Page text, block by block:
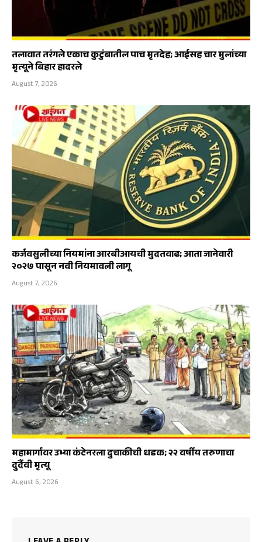
तलावात तरंगले एकाच कुटुंबातील पाच मृतदेह; आईसह चार मुलांच्या
मृत्यूने बिहार हादरले
August 7, 2026
कर्जवसुलीच्या नियमांना आरबीआयची मुदतवाढ; आता जानेवारी
२०२७ पासून नवी नियमावली लागू
August 7, 2026
महामार्गावर उभ्या कंटेनरला दुचाकीची धडक; २२ वर्षीय तरुणाचा
दुर्दैवी मृत्यू
August 6, 2026